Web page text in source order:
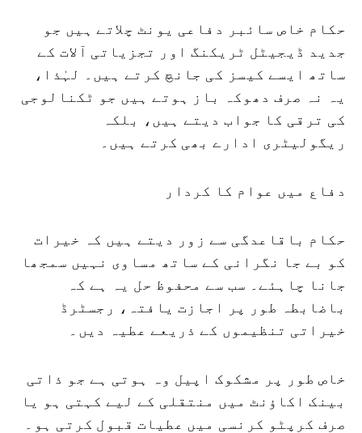
حکام خاص سائبر دفاعی یونٹ چلاتے ہیں جو
جدید ڈیجیٹل ٹریکنگ اور تجزیاتی آلات کے
ساتھ ایسے کیسز کی جانچ کرتے ہیں۔ لہٰذا،
یہ نہ صرف دھوکہ باز ہوتے ہیں جو ٹکنالوجی
کی ترقی کا جواب دیتے ہیں، بلکہ
ریگولیٹری ادارے بھی کرتے ہیں۔
دفاع میں عوام کا کردار
حکام باقاعدگی سے زور دیتے ہیں کہ خیرات
کو بے جا نگرانی کے ساتھ مساوی نہیں سمجھا
جانا چاہئے۔ سب سے محفوظ حل یہ ہے کہ
باضابطہ طور پر اجازت یافتہ، رجسٹرڈ
خیراتی تنظیموں کے ذریعے عطیہ دیں۔
خاص طور پر مشکوک اپیل وہ ہوتی ہے جو ذاتی
بینک اکاؤنٹ میں منتقلی کے لیے کہتی ہو یا
صرف کرپٹو کرنسی میں عطیات قبول کرتی ہو۔